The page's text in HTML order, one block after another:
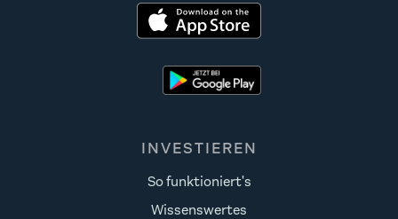
INVESTIEREN
So funktioniert's
Wissenswertes